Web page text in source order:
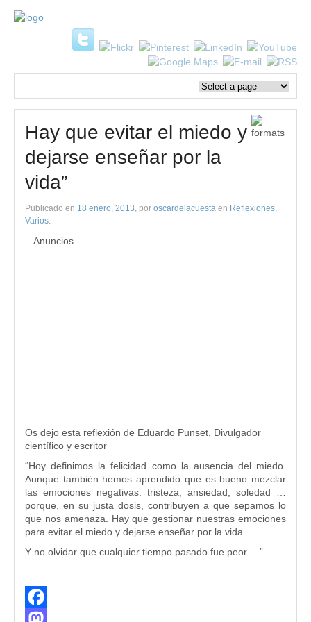
Hay que evitar el miedo y
dejarse enseñar por la
vida”
Publicado en 18 enero, 2013, por oscardelacuesta en Reflexiones,
Varios.
Anuncios
Os dejo esta reflexión de Eduardo Punset, Divulgador
científico y escritor
“Hoy definimos la felicidad como la ausencia del miedo.
Aunque también hemos aprendido que es bueno mezclar
las emociones negativas: tristeza, ansiedad, soledad …
porque, en su justa dosis, contribuyen a que sepamos lo
que nos amenaza. Hay que gestionar nuestras emociones
para evitar el miedo y dejarse enseñar por la vida.
Y no olvidar que cualquier tiempo pasado fue peor …”
Facebook